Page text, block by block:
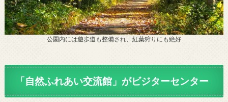
公園内には遊歩道も整備され、紅葉狩りにも絶好
「自然ふれあい交流館」がビジターセンター